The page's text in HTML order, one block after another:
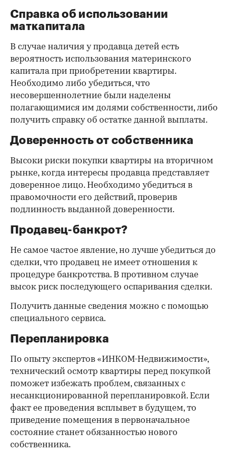
Справка об использовании
маткапитала
В случае наличия у продавца детей есть
вероятность использования материнского
капитала при приобретении квартиры.
Необходимо либо убедиться, что
несовершеннолетние были наделены
полагающимися им долями собственности, либо
получить справку об остатке данной выплаты.
Доверенность от собственника
Высоки риски покупки квартиры на вторичном
рынке, когда интересы продавца представляет
доверенное лицо. Необходимо убедиться в
правомочности его действий, проверив
подлинность выданной доверенности.
Продавец-банкрот?
Не самое частое явление, но лучше убедиться до
сделки, что продавец не имеет отношения к
процедуре банкротства. В противном случае
высок риск последующего оспаривания сделки.
Получить данные сведения можно с помощью
специального сервиса.
Перепланировка
По опыту экспертов «ИНКОМ-Недвижимости»,
технический осмотр квартиры перед покупкой
поможет избежать проблем, связанных с
несанкционированной перепланировкой. Если
факт ее проведения всплывет в будущем, то
приведение помещения в первоначальное
состояние станет обязанностью нового
собственника.